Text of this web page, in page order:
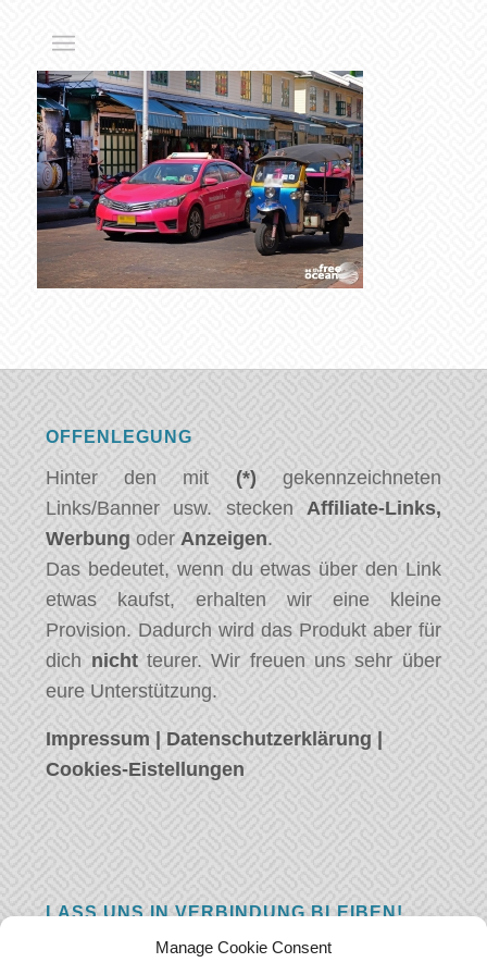
Manage Cookie Consent
OFFENLEGUNG
Hinter den mit (*) gekennzeichneten
Links/Banner usw. stecken Affiliate-Links,
Werbung oderAnzeigen.
Das bedeutet, wenn du etwas über den Link
etwas kaufst, erhalten wir eine kleine
Provision. Dadurch wird das Produkt aber für
dich nichtteurer. Wir freuen uns sehr über
eure Unterstützung.
Impressum | Datenschutzerklärung |
Cookies-Eistellungen
LASS UNS IN VERBINDUNG BLEIBEN!
Hast eine Frage, einen Kommentar, oder